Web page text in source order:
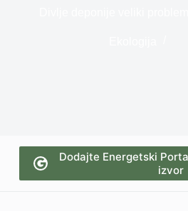
Dodajte Energetski
izvor